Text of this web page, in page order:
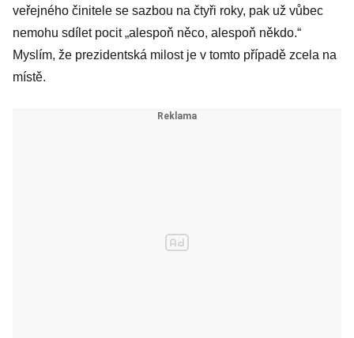
veřejného činitele se sazbou na čtyři roky, pak už vůbec
nemohu sdílet pocit „alespoň něco, alespoň někdo.“
Myslím, že prezidentská milost je v tomto případě zcela na
místě.